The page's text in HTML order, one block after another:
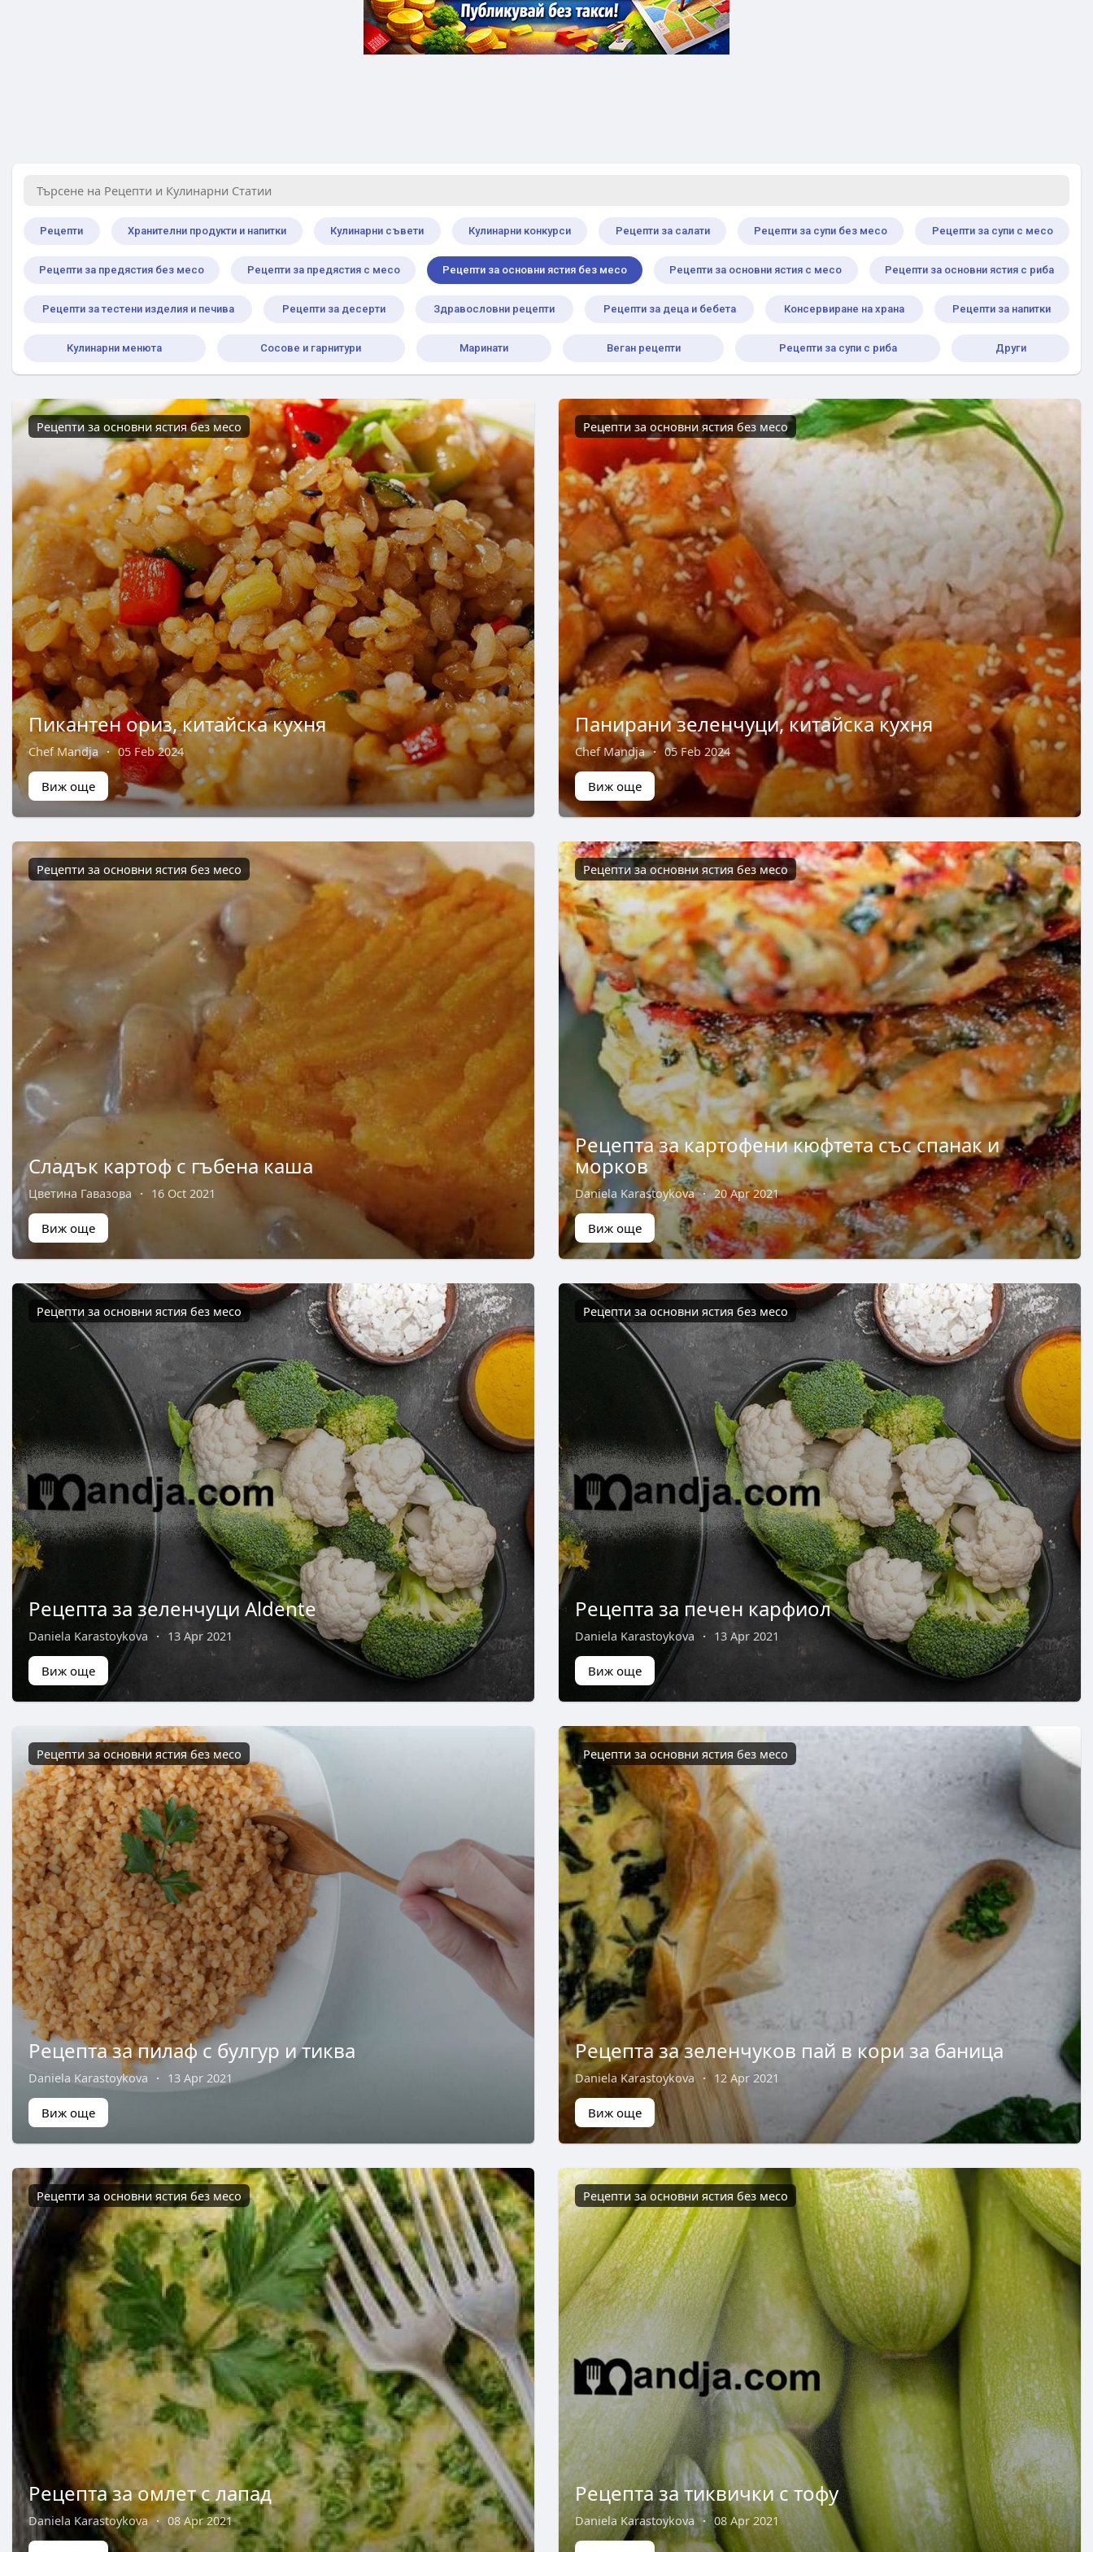
Рецепти Хранителни продукти и напитки Кулинарни съвети Кулинарни конкурси Рецепти за салати Рецепти за супи без месо Рецепти за супи с месо
Рецепти за предястия без месо Рецепти за предястия с месо Рецепти за основни ястия без месо Рецепти за основни ястия с месо Рецепти за основни ястия с риба
Рецепти за тестени изделия и печива Рецепти за десерти Здравословни рецепти Рецепти за деца и бебета Консервиране на храна Рецепти за напитки
Кулинарни менюта Сосове и гарнитури Маринати Веган рецепти Рецепти за супи с риба Други
Рецепти за основни ястия без месо
Пикантен ориз, китайска кухня
Chef Mandja · 05 Feb 2024
Виж още
Рецепти за основни ястия без месо
Панирани зеленчуци, китайска кухня
Chef Mandja · 05 Feb 2024
Виж още
Рецепти за основни ястия без месо
Сладък картоф с гъбена каша
Цветина Гавазова · 16 Oct 2021
Виж още
Рецепти за основни ястия без месо
Рецепта за картофени кюфтета със спанак и
морков
Daniela Karastoykova · 20 Apr 2021
Виж още
Рецепти за основни ястия без месо
Рецепта за зеленчуци Aldente
Daniela Karastoykova · 13 Apr 2021
Виж още
Рецепти за основни ястия без месо
Рецепта за печен карфиол
Daniela Karastoykova · 13 Apr 2021
Виж още
Рецепти за основни ястия без месо
Рецепта за пилаф с булгур и тиква
Daniela Karastoykova · 13 Apr 2021
Виж още
Рецепти за основни ястия без месо
Рецепта за зеленчуков пай в кори за баница
Daniela Karastoykova · 12 Apr 2021
Виж още
Рецепти за основни ястия без месо
Рецепта за омлет с лапад
Daniela Karastoykova · 08 Apr 2021
Рецепти за основни ястия без месо
Рецепта за тиквички с тофу
Daniela Karastoykova · 08 Apr 2021